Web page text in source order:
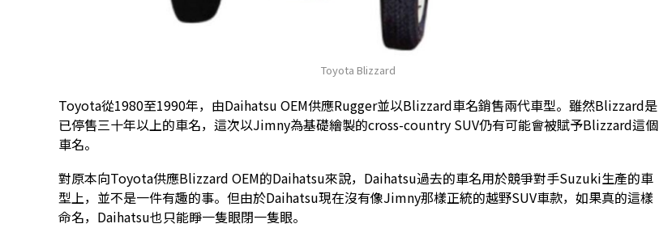
Toyota Blizzard
Toyota從1980至1990年，由Daihatsu OEM供應Rugger並以Blizzard車名銷售兩代車型。雖然Blizzard是
已停售三十年以上的車名，這次以Jimny為基礎繪製的cross-country SUV仍有可能會被賦予Blizzard這個
車名。
對原本向Toyota供應Blizzard OEM的Daihatsu來說，Daihatsu過去的車名用於競爭對手Suzuki生產的車
型上，並不是一件有趣的事。但由於Daihatsu現在沒有像Jimny那樣正統的越野SUV車款，如果真的這樣
命名，Daihatsu也只能睜一隻眼閉一隻眼。